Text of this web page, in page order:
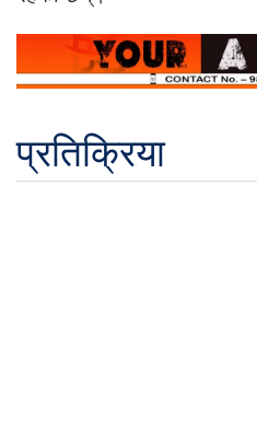
प्रतिक्रिया